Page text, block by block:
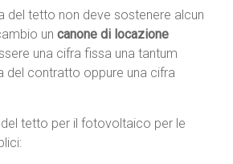
del tetto non deve sostenere alcun
uncanone di locazione
una cifra fissa una tantum
del contratto oppure una cifra
del tetto per il fotovoltaico per le